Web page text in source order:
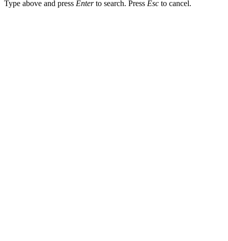
Type above and press Enterto search. Press Esc to cancel.